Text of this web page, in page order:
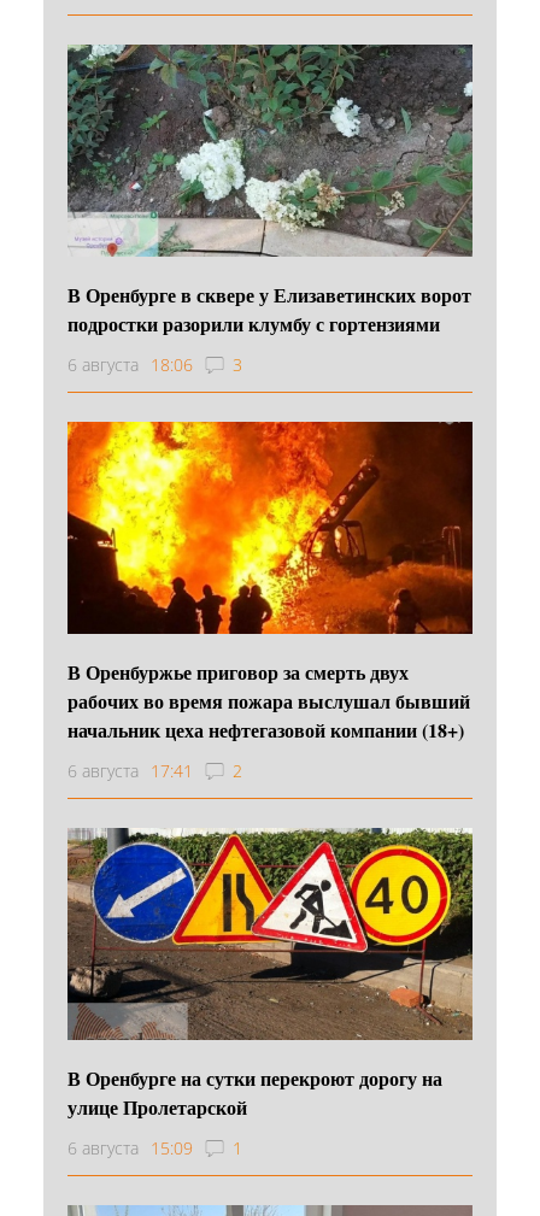
В Оренбурге в сквере у Елизаветинских ворот
подростки разорили клумбу с гортензиями
6 августа 18:06 3
В Оренбуржье приговор за смерть двух
рабочих во время пожара выслушал бывший
начальник цеха нефтегазовой компании (18+)
6 августа 17:41 2
В Оренбурге на сутки перекроют дорогу на
улице Пролетарской
6 августа 15:09 1